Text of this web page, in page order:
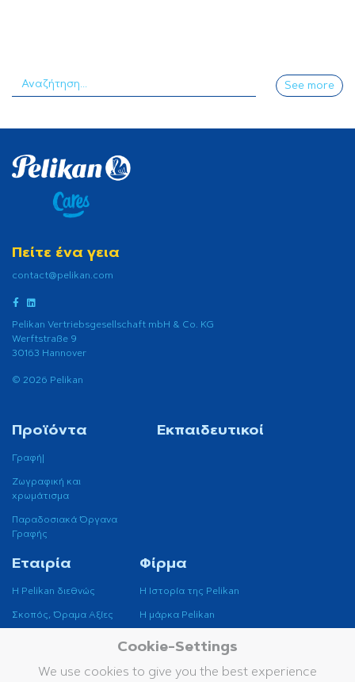
See more
Πείτε ένα γεια
contact@pelikan.com
Pelikan Vertriebsgesellschaft mbH & Co. KG
Werftstraße 9
30163 Hannover
© 2026 Pelikan
Προϊόντα
Γραφή|
Ζωγραφική και
χρωμάτισμα
Παραδοσιακά Όργανα
Γραφής
Εκπαιδευτικοί
Εταιρία
Η Pelikan διεθνώς
Σκοπός, Όραμα Αξίες
Φίρμα
H Ιστορία της Pelikan
H μάρκα Pelikan
Cookie-Settings
We use cookies to give you the best experience